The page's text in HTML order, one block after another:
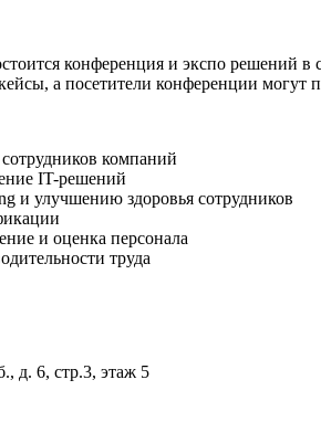
конференция и экспо решений
а посетители конференции могут
компаний
IT-решений
и улучшению здоровья сотрудников
и оценка персонала
труда
д. 6, стр.3, этаж 5